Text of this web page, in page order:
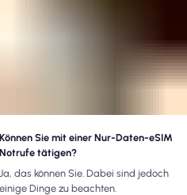
Können Sie mit einer Nur-Daten-eSIM
Notrufe tätigen?
Ja, das können Sie. Dabei sind jedoch
einige Dinge zu beachten.